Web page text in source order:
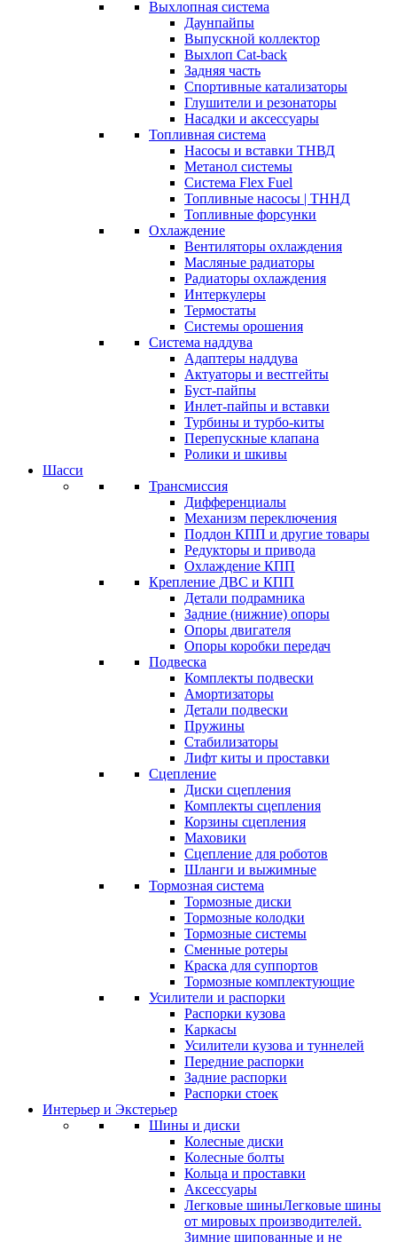
Выхлопная система
Даунпайпы
Выпускной коллектор
Выхлоп Cat-back
Задняя часть
Спортивные катализаторы
Глушители и резонаторы
Насадки и аксессуары
Топливная система
Насосы и вставки ТНВД
Метанол системы
Система Flex Fuel
Топливные насосы | ТННД
Топливные форсунки
Охлаждение
Вентиляторы охлаждения
Масляные радиаторы
Радиаторы охлаждения
Интеркулеры
Термостаты
Системы орошения
Система наддува
Адаптеры наддува
Актуаторы и вестгейты
Буст-пайпы
Инлет-пайпы и вставки
Турбины и турбо-киты
Перепускные клапана
Ролики и шкивы
Шасси
Трансмиссия
Дифференциалы
Механизм переключения
Поддон КПП и другие товары
Редукторы и привода
Охлаждение КПП
Крепление ДВС и КПП
Детали подрамника
Задние (нижние) опоры
Опоры двигателя
Опоры коробки передач
Подвеска
Комплекты подвески
Амортизаторы
Детали подвески
Пружины
Стабилизаторы
Лифт киты и проставки
Сцепление
Диски сцепления
Комплекты сцепления
Корзины сцепления
Маховики
Сцепление для роботов
Шланги и выжимные
Тормозная система
Тормозные диски
Тормозные колодки
Тормозные системы
Сменные ротеры
Краска для суппортов
Тормозные комплектующие
Усилители и распорки
Распорки кузова
Каркасы
Усилители кузова и туннелей
Передние распорки
Задние распорки
Распорки стоек
Интерьер и Экстерьер
Шины и диски
Колесные диски
Колесные болты
Кольца и проставки
Аксессуары
Легковые шиныЛегковые шины
от мировых производителей.
Зимние шипованные и не